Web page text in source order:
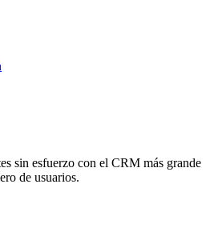
sin esfuerzo con el CRM más grande
de usuarios.